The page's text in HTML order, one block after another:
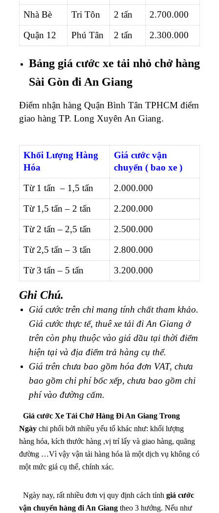
Nhà Bè Tri Tôn 2 tấn
2.700.000
Quận 12
Phú Tân 2 tấn 2.300.000
Bảng giá cước xe tải nhỏ chở hàng
Sài Gòn đi An Giang
Điểm nhận hàng Quận Bình Tân TPHCM điểm
giao hàng TP. Long Xuyên An Giang.
Khối Lượng Hàng
Hóa
Giá cước vận
chuyển ( bao xe )
Từ 1 tấn – 1,5 tấn
2.000.000
Từ 1,5 tấn – 2 tấn
2.200.000
Từ 2 tấn – 2,5 tấn
2.500.000
Từ 2,5 tấn – 3 tấn
2.800.000
Từ 3 tấn – 5 tấn
3.200.000
Ghi Chú.
Giá cước trên chỉ mang tính chất tham khảo.
Giá cước thực tế, thuê xe tải đi An Giang ở
trên còn phụ thuộc vào giá dầu tại thời điểm
hiện tại và địa điểm trả hàng cụ thể.
Giá trên chưa bao gồm hóa đơn VAT, chưa
bao gồm chi phí bốc xếp, chưa bao gồm chi
phí vào đường cấm.
Giá cước Xe Tải Chở Hàng Đi An Giang Trong
Ngày chi phối bởi nhiều yếu tố khác như: khối lượng
hàng hóa, kích thước hàng ,vị trí lấy và giao hàng, quãng
đường …Vì vậy vận tải hàng hóa là một dịch vụ không có
một mức giá cụ thể, chính xác.
Ngày nay, rất nhiều đơn vị quy định cách tính giá cước
vận chuyển hàng đi An Giang theo 3 hướng. Nếu như